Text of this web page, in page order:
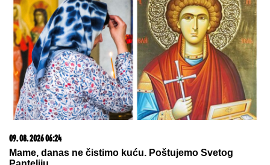
09. 08. 2026 06:24
Mame, danas ne čistimo kuću. Poštujemo Svetog